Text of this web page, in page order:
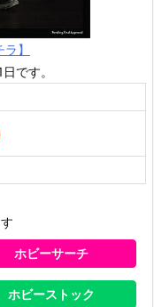
】
です。
ホビーサーチ
ホビーストック